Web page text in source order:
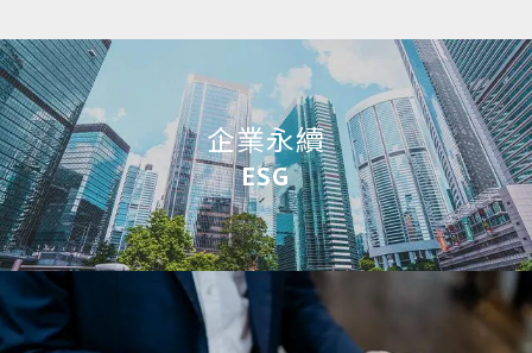
企業永續
ESG